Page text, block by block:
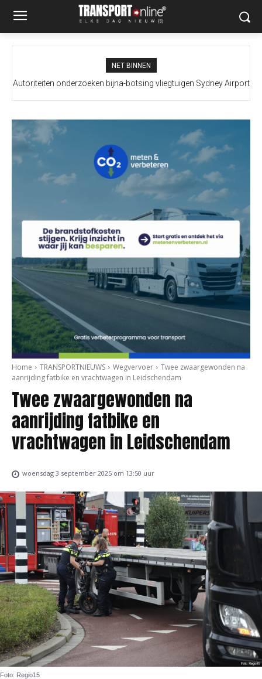
NET BINNEN
Autoriteiten onderzoeken bijna-botsing vliegtuigen Sydney Airport
Home TRANSPORTNIEUWS Wegvervoer
Twee zwaargewonden na
aanrijding fatbike en vrachtwagen in Leidschendam
Twee zwaargewonden na
aanrijding fatbike en
vrachtwagen in Leidschendam
woensdag 3 september 2025 om 13:50 uur
Foto: Regio15